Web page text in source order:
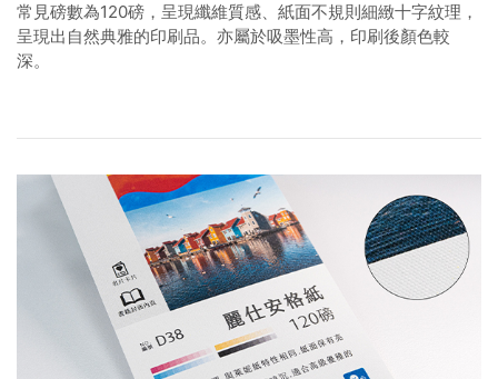
常見磅數為120磅，呈現纖維質感、紙面不規則細緻十字紋理，
呈現出自然典雅的印刷品。亦屬於吸墨性高，印刷後顏色較
深。